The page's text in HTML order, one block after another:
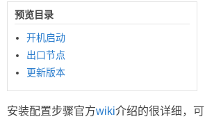
预览目录
开机启动
出口节点
更新版本
安装配置步骤官方wiki介绍的很详细，